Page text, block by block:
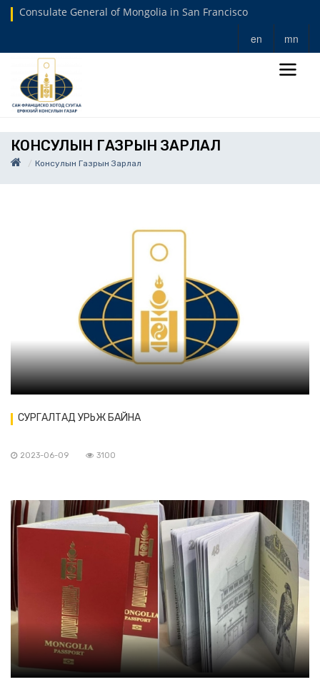
Consulate General of Mongolia in San Francisco
en mn
КОНСУЛЫН ГАЗРЫН ЗАРЛАЛ
Консулын Газрын Зарлал
СУРГАЛТАД УРЬЖ БАЙНА
2023-06-09 3100